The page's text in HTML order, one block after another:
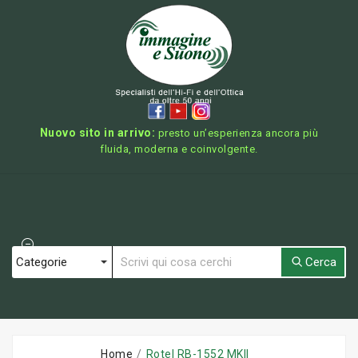
Nuovo sito in arrivo: presto un’esperienza ancora più
fluida, moderna e coinvolgente.
Cerca
Home Rotel RB-1552 MKII